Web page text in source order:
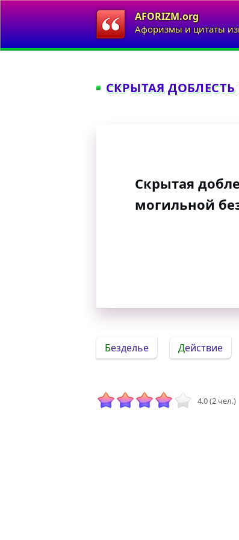
AFORIZM.org
Афоризмы и цитаты
СКРЫТАЯ
Скрытая
могильной
Безделье Действие
4.0 (2 чел.)